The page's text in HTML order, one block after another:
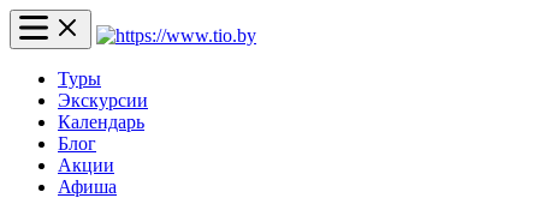
Туры
Экскурсии
Календарь
Блог
Акции
Афиша